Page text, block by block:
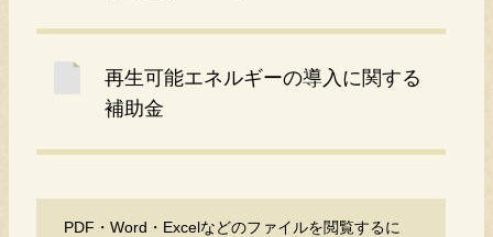
再生可能エネルギーの導入に関する
補助金
PDF・Word・Excelなどのファイルを閲覧するに